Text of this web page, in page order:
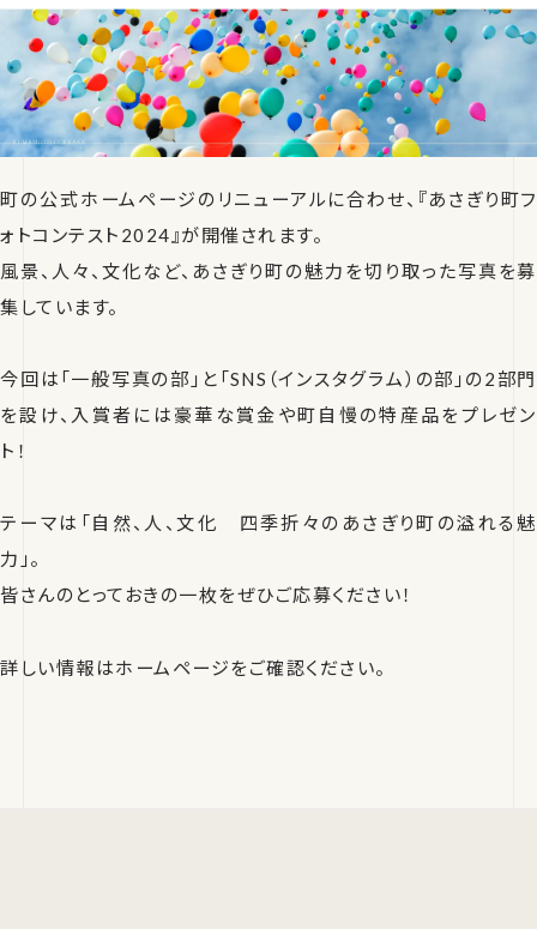
町の公式ホームページのリニューアルに合わせ、『あさぎり町フ
ォトコンテスト2024』が開催されます。
風景、人々、文化など、あさぎり町の魅力を切り取った写真を募
集しています。
今回は「一般写真の部」と「SNS（インスタグラム）の部」の2部門
を設け、入賞者には豪華な賞金や町自慢の特産品をプレゼン
ト！
テーマは「自然、人、文化 四季折々のあさぎり町の溢れる魅
力」。
皆さんのとっておきの一枚をぜひご応募ください！
詳しい情報はホームページをご確認ください。